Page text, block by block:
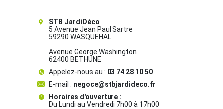
STB JardiDéco
5 Avenue Jean Paul Sartre
59290 WASQUEHAL
Avenue George Washington
62400 BETHUNE
Appelez-nous au : 03 74 28 10 50
E-mail : negoce@stbjardideco.fr
Horaires d'ouverture :
Du Lundi au Vendredi 7h00 à 17h00